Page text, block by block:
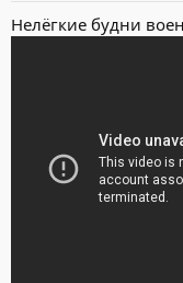
Нелёгкие будни